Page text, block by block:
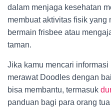
dalam menjaga kesehatan
membuat aktivitas fisik yang
bermain frisbee atau
taman.
Jika kamu mencari
merawat Doodles dengan
bisa membantu, termasuk
panduan bagi para orang